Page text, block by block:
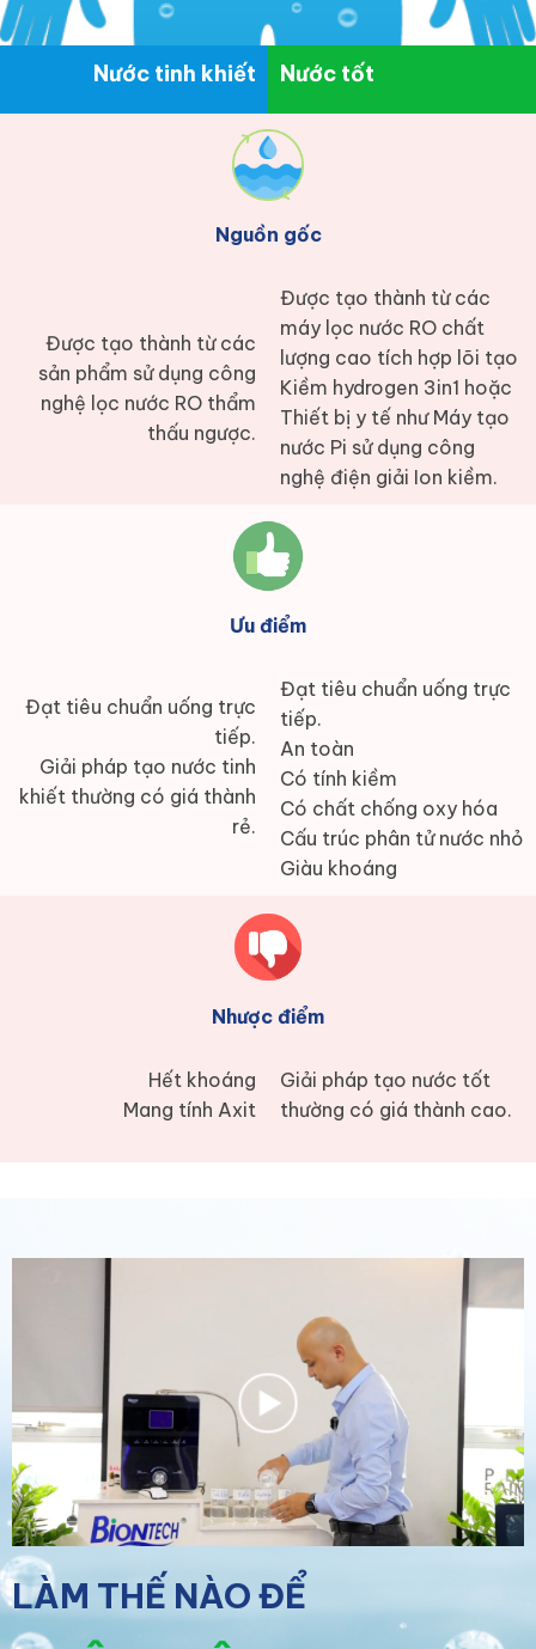
Nước tinh khiết Nước tốt
Được tạo thành từ các
sản phẩm sử dụng công
nghệ lọc nước RO thẩm
thấu ngược.
Nguồn gốc
Được tạo thành từ các
máy lọc nước RO chất
lượng cao tích hợp lõi tạo
Kiềm hydrogen 3in1 hoặc
Thiết bị y tế như Máy tạo
nước Pi sử dụng công
nghệ điện giải Ion kiềm.
Đạt tiêu chuẩn uống trực
tiếp.
Giải pháp tạo nước tinh
khiết thường có giá thành
rẻ.
Ưu điểm
Đạt tiêu chuẩn uống trực
tiếp.
An toàn
Có tính kiềm
Có chất chống oxy hóa
Cấu trúc phân tử nước nhỏ
Giàu khoáng
Hết khoáng
Mang tính Axit
Nhược điểm
Giải pháp tạo nước tốt
thường có giá thành cao.
LÀM THẾ NÀO ĐỂ